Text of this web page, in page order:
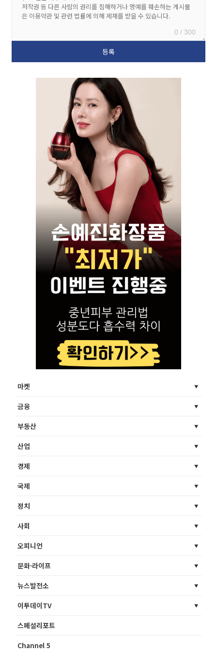
0 / 300
마켓
금융
부동산
산업
경제
국제
정치
사회
오피니언
문화·라이프
뉴스발전소
이투데이TV
스페셜리포트
Channel 5